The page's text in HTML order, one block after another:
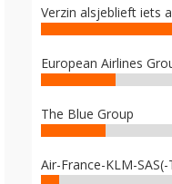
Verzin alsjeblieft iets
European Airlines
The Blue Group
Air-France-KLM-SAS(-